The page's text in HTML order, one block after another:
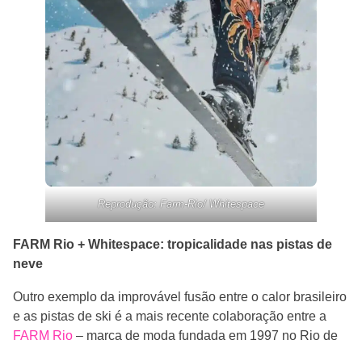
Reprodução: Farm-Rio/ Whitespace
FARM Rio + Whitespace: tropicalidade nas pistas de
neve
Outro exemplo da improvável fusão entre o calor brasileiro
e as pistas de ski é a mais recente colaboração entre a
FARM Rio – marca de moda fundada em 1997 no Rio de